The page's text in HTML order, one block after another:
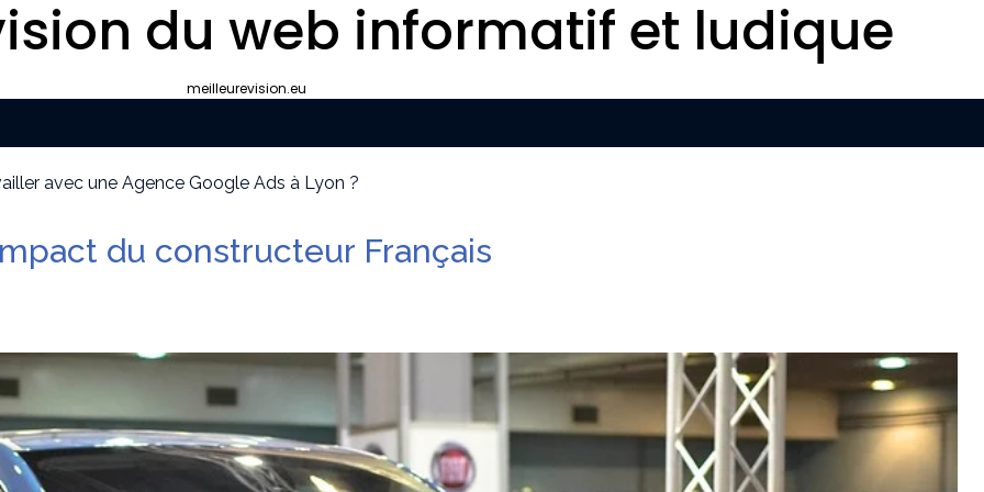
du web informatif et ludique
meilleurevision.eu
avec une Agence Google Ads à Lyon ?
de survie
idéal pour votre convention annuelle
la protection de vos biens et de vos proches ?
du constructeur Français